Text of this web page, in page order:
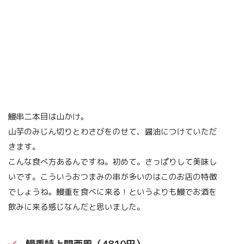
鰻串二本目は山かけ。
山芋のみじん切りとわさびをのせて、醤油につけていただ
きます。
こんな食べ方あるんですね。初めて。さっぱりして美味し
いです。こういうおつまみの串が多いのはこのお店の特徴
でしょうね。鰻重を食べに来る！というよりも鰻でお酒を
飲みに来る感じなんだと思いました。